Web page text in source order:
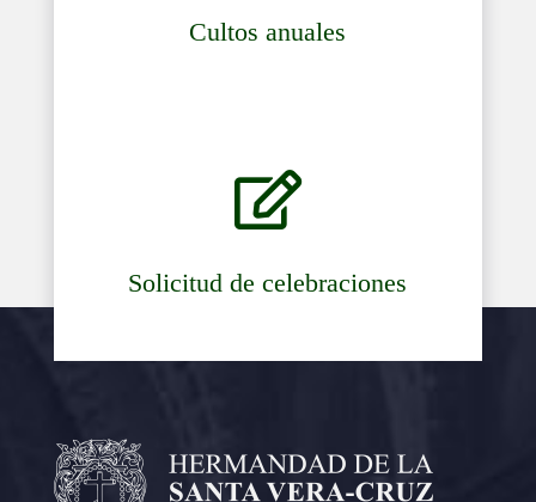
Cultos anuales

Solicitud de celebraciones